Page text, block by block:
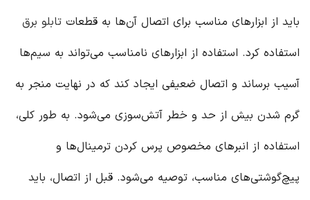
باید از ابزارهای مناسب برای اتصال آن‌ها به قطعات تابلو برق
استفاده کرد. استفاده از ابزارهای نامناسب می‌تواند به سیم‌ها
آسیب برساند و اتصال ضعیفی ایجاد کند که در نهایت منجر به
گرم شدن بیش از حد و خطر آتش‌سوزی می‌شود. به طور کلی،
استفاده از انبرهای مخصوص پرس کردن ترمینال‌ها و
پیچ‌گوشتی‌های مناسب، توصیه می‌شود. قبل از اتصال، باید